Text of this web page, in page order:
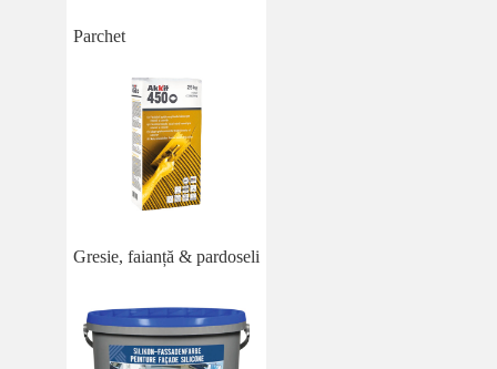
Parchet
Gresie, faianță & pardoseli